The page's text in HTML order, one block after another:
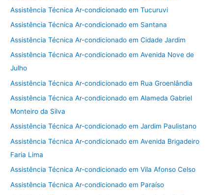
Assistência Técnica Ar-condicionado em Tucuruvi
Assistência Técnica Ar-condicionado em Santana
Assistência Técnica Ar-condicionado em Cidade Jardim
Assistência Técnica Ar-condicionado em Avenida Nove de
Julho
Assistência Técnica Ar-condicionado em Rua Groenlândia
Assistência Técnica Ar-condicionado em Alameda Gabriel
Monteiro da Silva
Assistência Técnica Ar-condicionado em Jardim Paulistano
Assistência Técnica Ar-condicionado em Avenida Brigadeiro
Faria Lima
Assistência Técnica Ar-condicionado em Vila Afonso Celso
Assistência Técnica Ar-condicionado em Paraíso